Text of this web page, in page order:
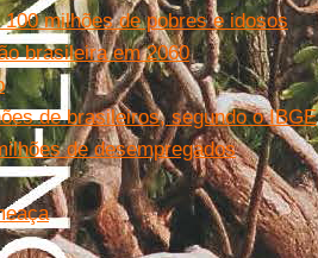
milhões de pobres e idosos
brasileira em 2060
de brasileiros, segundo o IBGE
de desempregados